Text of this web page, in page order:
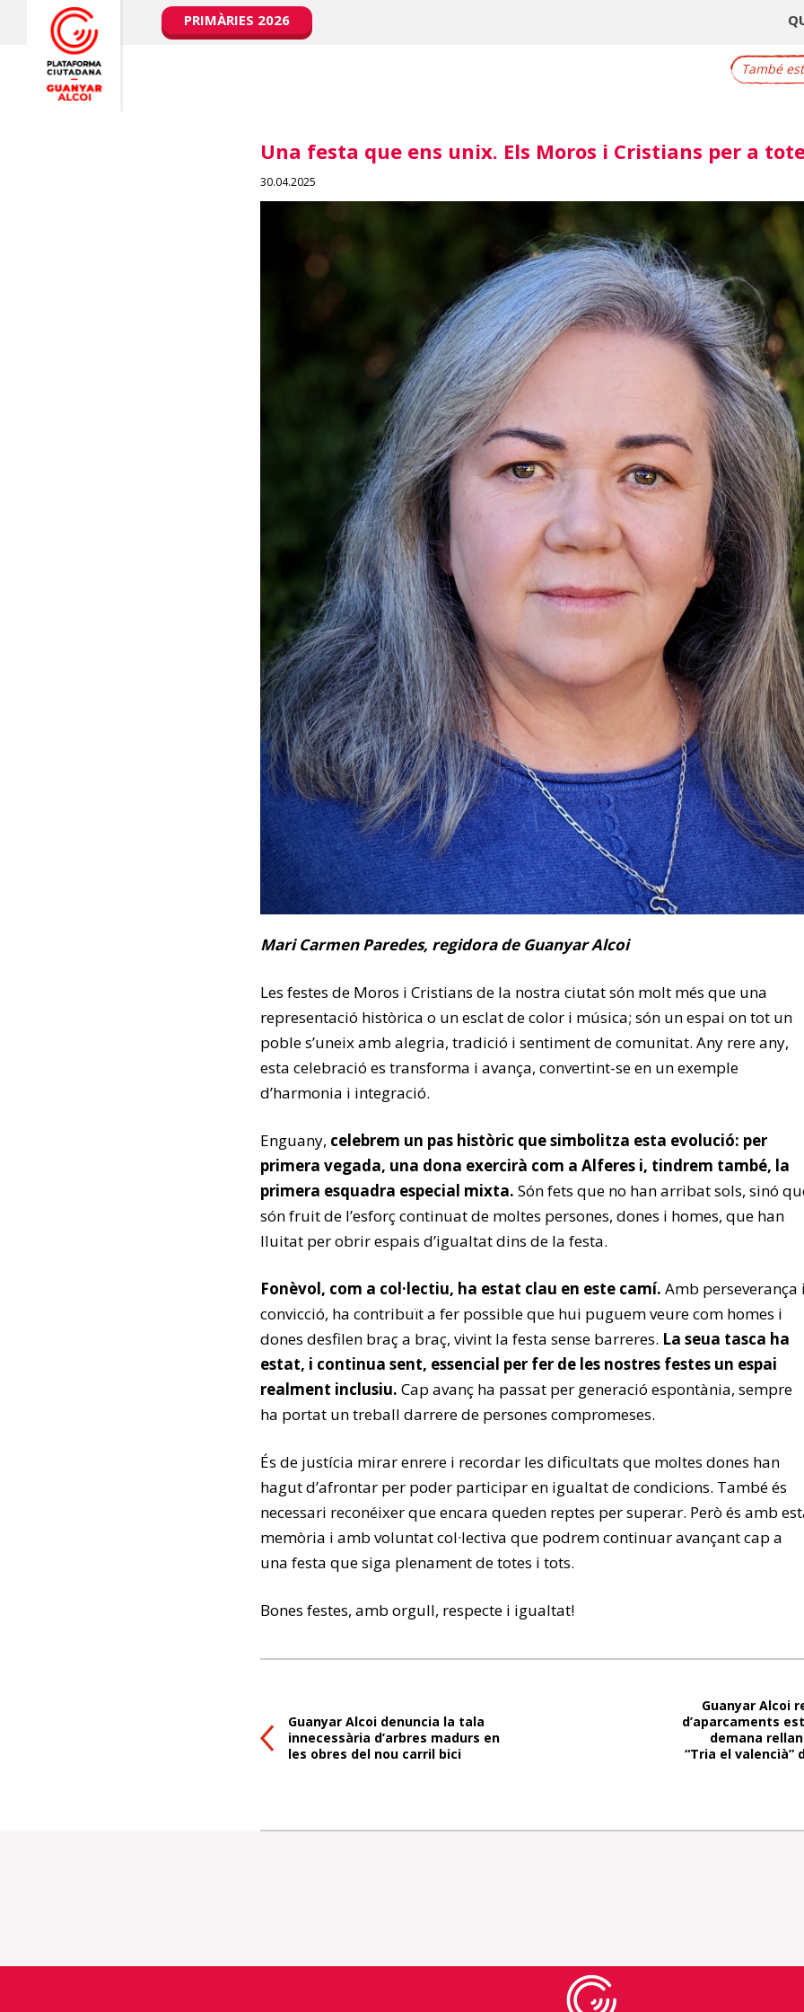
PRIMÀRIES 2026
També
Una festa que ens unix. Els Moros i Cristians per a
30.04.2025
Mari Carmen Paredes, regidora de Guanyar Alcoi
Les festes de Moros i Cristians de la nostra ciutat són molt més que una
representació històrica o un esclat de color i música; són un espai on tot un
poble s’uneix amb alegria, tradició i sentiment de comunitat. Any rere any,
esta celebració es transforma i avança, convertint-se en un exemple
d’harmonia i integració.
Enguany, celebrem un pas històric que simbolitza esta evolució: per
primera vegada, una dona exercirà com a Alferes i, tindrem també, la
primera esquadra especial mixta. Són fets que no han arribat sols, sinó
són fruit de l’esforç continuat de moltes persones, dones i homes, que han
lluitat per obrir espais d’igualtat dins de la festa.
Fonèvol, com a col·lectiu, ha estat clau en este camí. Amb perseverança
convicció, ha contribuït a fer possible que hui puguem veure com homes i
dones desfilen braç a braç, vivint la festa sense barreres. La seua tasca ha
estat, i continua sent, essencial per fer de les nostres festes un espai
realment inclusiu. Cap avanç ha passat per generació espontània, sempre
ha portat un treball darrere de persones compromeses.
És de justícia mirar enrere i recordar les dificultats que moltes dones han
hagut d’afrontar per poder participar en igualtat de condicions. També és
necessari reconéixer que encara queden reptes per superar. Però és amb
memòria i amb voluntat col·lectiva que podrem continuar avançant cap a
una festa que siga plenament de totes i tots.
Bones festes, amb orgull, respecte i igualtat!
Guanyar Alcoi
d’aparcaments
demana
“Tria el valencià”
Guanyar Alcoi denuncia la tala
innecessària d’arbres madurs en
les obres del nou carril bici